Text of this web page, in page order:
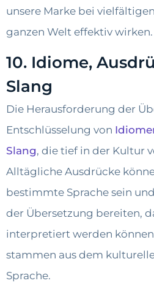
unsere Marke bei
ganzen Welt effektiv wirken.
10. Idiome,
Slang
Die Herausforderung der
Entschlüsselung von
Slang, die tief in der Kultur
Alltägliche Ausdrücke
bestimmte Sprache sein
der Übersetzung bereiten,
interpretiert werden
stammen aus dem
Sprache.